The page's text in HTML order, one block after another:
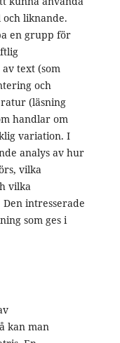
liknande.
en grupp för
text (som
och
(läsning
handlar om
variation. I
analys av hur
vilka
vilka
intresserade
som ges i
kan man